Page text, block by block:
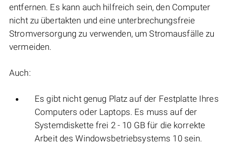
entfernen. Es kann auch hilfreich sein, den Computer
nicht zu übertakten und eine unterbrechungsfreie
Stromversorgung zu verwenden, um Stromausfälle zu
vermeiden.
Auch:
Es gibt nicht genug Platz auf der Festplatte Ihres
Computers oder Laptops. Es muss auf der
Systemdiskette frei 2 - 10 GB für die korrekte
Arbeit des Windowsbetriebsystems 10 sein.